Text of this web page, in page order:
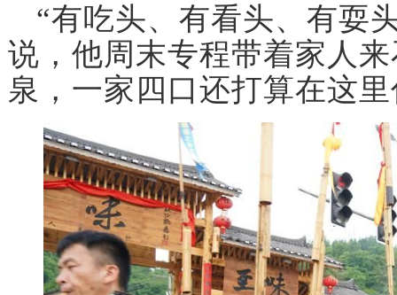
“有吃头、有看头、有耍
说，他周末专程带着家人
泉，一家四口还打算在这